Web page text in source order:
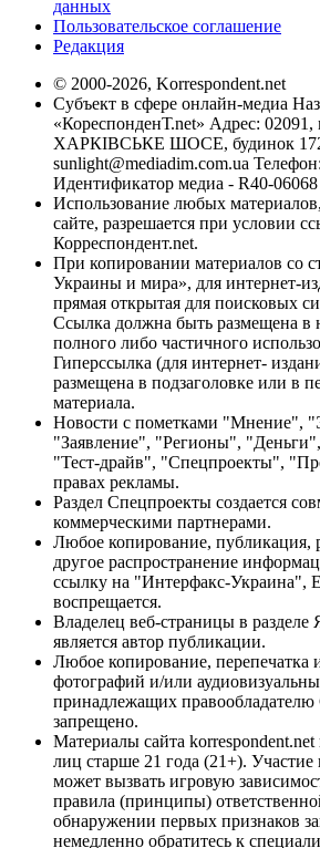
данных
Пользовательское соглашение
Редакция
© 2000-2026, Korrespondent.net
Субъект в сфере онлайн-медиа
«КореспонденТ.net» Адрес: 02091,
ХАРКІВСЬКЕ ШОСЕ, будинок
sunlight@mediadim.com.ua
Идентификатор медиа - R40-06068
Использование любых
сайте, разрешается при условии
Корреспондент.net.
При копировании материалов со
Украины и мира», для интернет-
прямая открытая для поисковых
Ссылка должна быть размещена в
полного либо частичного
Гиперссылка (для интернет-
размещена в подзаголовке или в
материала.
Новости с пометками "Мнение",
"Заявление", "Регионы",
"Тест-драйв", "Спецпроекты",
правах рекламы.
Раздел Спецпроекты создается
коммерческими партнерами.
Любое копирование, публикация,
другое распространение
ссылку на "Интерфакс-Украина",
воспрещается.
Владелец веб-страницы в разделе
является автор публикации.
Любое копирование, перепечатка
фотографий и/или
принадлежащих правообладателю
запрещено.
Материалы сайта
лиц старше 21 года (21+). Участие
может вызвать игровую
правила (принципы)
обнаружении первых признаков
немедленно обратитесь к